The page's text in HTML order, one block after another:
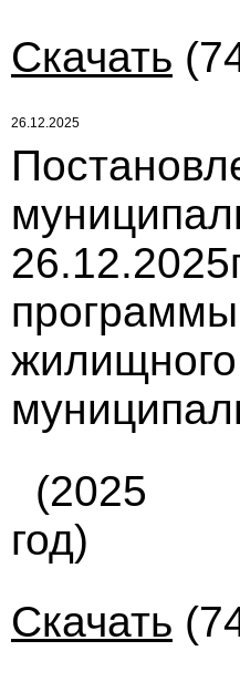
Скачать
26.12.2025
(2025
год)
Скачать